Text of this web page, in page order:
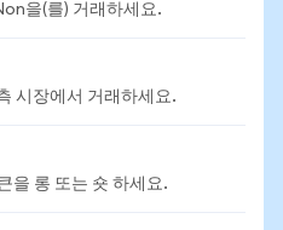
을(를) 거래하세요.
시장에서 거래하세요.
을 롱 또는 숏 하세요.